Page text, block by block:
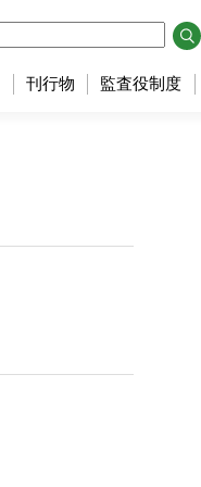
刊行物 監査役制度